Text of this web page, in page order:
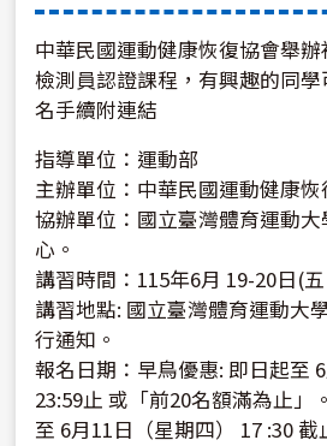
中華民國運動健康恢復協會舉
檢測員認證課程，有興趣的同
名手續附連結
指導單位：運動部
主辦單位：中華民國運動健康
協辦單位：國立臺灣體育運動
心。
講習時間：115年6月 19-20日(
講習地點: 國立臺灣體育運動大
行通知。
報名日期：早鳥優惠: 即日起至 6
23:59止 或「前20名額滿為止」
至 6月11日（星期四） 17 :30 截